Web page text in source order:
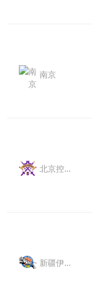
南京
北京控
新疆伊